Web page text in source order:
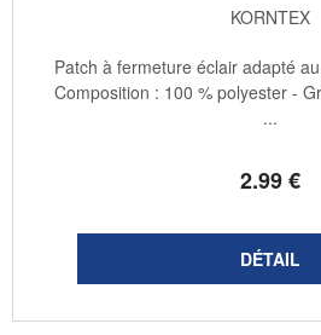
KORNTEX
2.99€
Patch à fermeture éclair adapté
Composition : 100 % polyester -
...